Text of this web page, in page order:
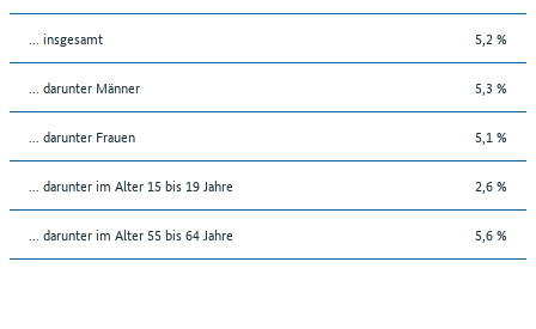
... insgesamt 5,2 %
... darunter Männer 5,3 %
... darunter Frauen 5,1 %
... darunter im Alter 15 bis 19 Jahre 2,6 %
... darunter im Alter 55 bis 64 Jahre 5,6 %